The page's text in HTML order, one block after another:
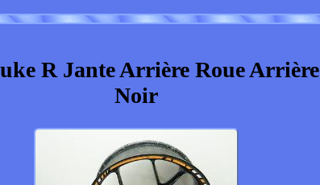
R Jante Arrière Roue
Noir